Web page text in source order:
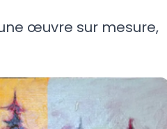
œuvre sur mesure,